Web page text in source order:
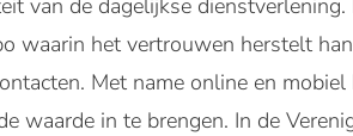
van de dagelijkse
waarin het vertrouwen herstelt
Met name online en
waarde in te brengen. In de